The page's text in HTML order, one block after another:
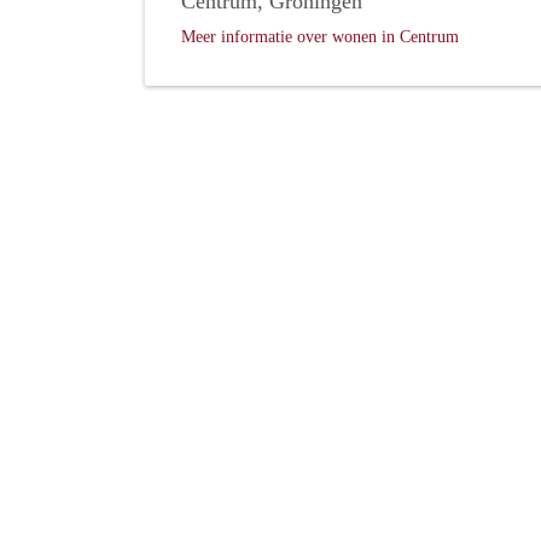
Meer informatie over wonen in Centrum